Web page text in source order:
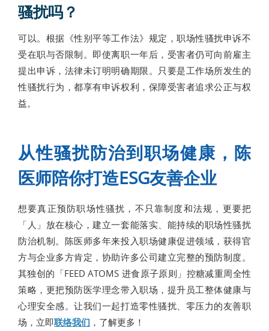
骚扰吗？
可以。根据《性别平等工作法》规定，职场性骚扰申诉不
受在职与否限制。即使离职一年后，受害者仍可向前雇主
提出申诉，法律未订明明确期限。只要是工作场所发生的
性骚扰行为，都享有申诉权利，保障受害者追求公正与权
益。
从性骚扰防治到职场健康，陈
医师陪你打造ESG友善企业
想要真正预防职场性骚扰，不只靠制度和法规，更要把
「人」放在核心，建立一套能落实、能持续的职场性骚扰
防治机制。陈医师多年来投入职场健康促进领域，获得官
方与企业多方肯定，协助许多公司建立完整的预防制度。
其独创的「FEED ATOMS 进食原子原则」控糖减重周全性
策略，更把预防医学理念带入职场，提升员工整体健康与
心理安全感。让我们一起打造零性骚扰、零压力的友善职
场，立即联络我们 ，了解更多！